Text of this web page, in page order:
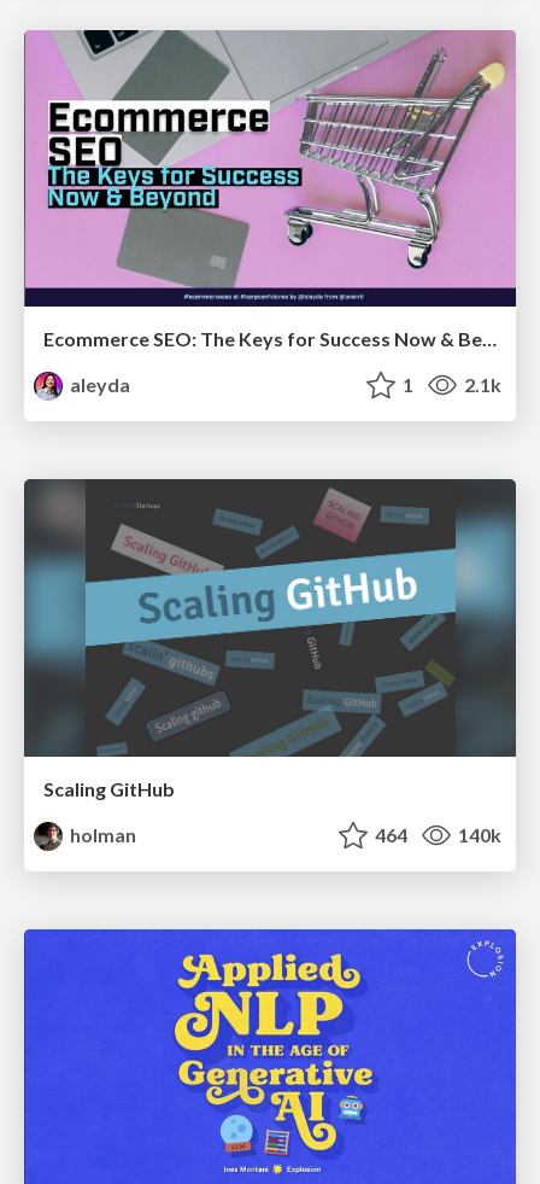
Ecommerce SEO: The Keys for Success Now & Beyond - #SERPConf2024
aleyda
1 2.1k
Scaling GitHub
holman
464 140k